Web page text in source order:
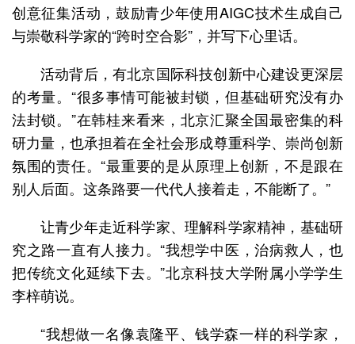
创意征集活动，鼓励青少年使用AIGC技术生成自己
与崇敬科学家的“跨时空合影”，并写下心里话。
活动背后，有北京国际科技创新中心建设更深层
的考量。“很多事情可能被封锁，但基础研究没有办
法封锁。”在韩桂来看来，北京汇聚全国最密集的科
研力量，也承担着在全社会形成尊重科学、崇尚创新
氛围的责任。“最重要的是从原理上创新，不是跟在
别人后面。这条路要一代代人接着走，不能断了。”
让青少年走近科学家、理解科学家精神，基础研
究之路一直有人接力。“我想学中医，治病救人，也
把传统文化延续下去。”北京科技大学附属小学学生
李梓萌说。
“我想做一名像袁隆平、钱学森一样的科学家，